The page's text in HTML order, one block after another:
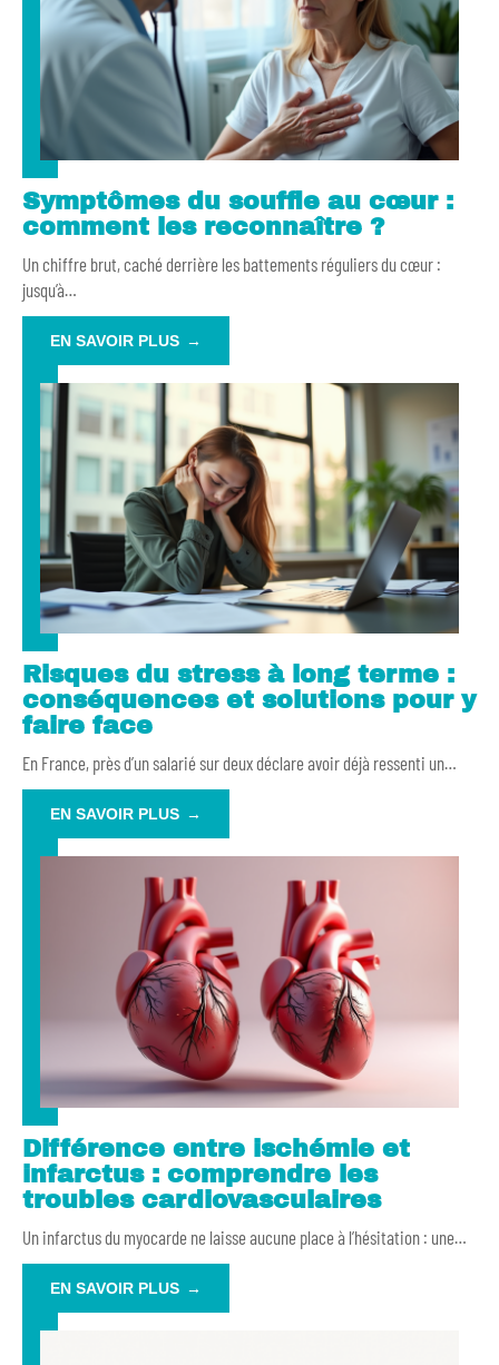
Symptômes du souffle au cœur :
comment les reconnaître ?
Un chiffre brut, caché derrière les battements réguliers du cœur :
jusqu’à…
EN SAVOIR PLUS
Risques du stress à long terme :
conséquences et solutions pour y
faire face
En France, près d’un salarié sur deux déclare avoir déjà ressenti un…
EN SAVOIR PLUS
Différence entre ischémie et
infarctus : comprendre les
troubles cardiovasculaires
Un infarctus du myocarde ne laisse aucune place à l’hésitation : une…
EN SAVOIR PLUS